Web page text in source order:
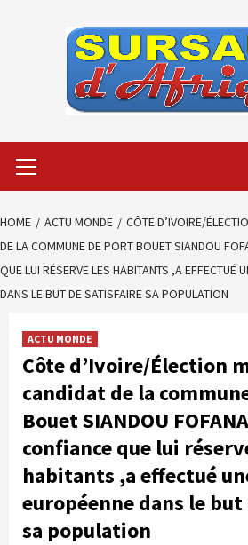
Menu
HOME ACTU MONDE
CÔTE D’IVOIRE/
DE LA COMMUNE DE PORT BOUET SIANDOU
QUE LUI RÉSERVE LES HABITANTS ,A EFFECTUÉ
DANS LE BUT DE SATISFAIRE SA POPULATION
ACTU MONDE
Côte d’Ivoire/Élection
candidat de la
Bouet SIANDOU
confiance que lui
habitants ,a effectué
européenne dans le
sa population